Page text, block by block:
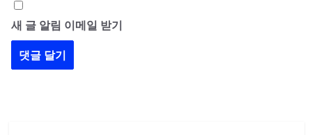
새 글 알림 이메일 받기